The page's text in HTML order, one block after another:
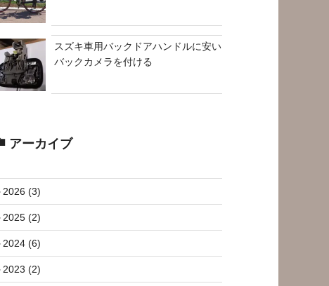
スズキ車用バックドアハンドルに安い
バックカメラを付ける
アーカイブ
2026 (3)
2025 (2)
2024 (6)
2023 (2)